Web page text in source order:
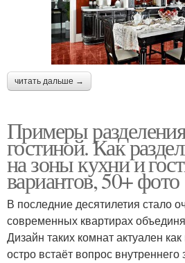
читать дальше →
Примеры
гостиной. Как
на зоны кухни и
вариантов, 50+ фото
В последние десятилетия стало
современных квартирах
Дизайн таких комнат актуален
остро встаёт вопрос